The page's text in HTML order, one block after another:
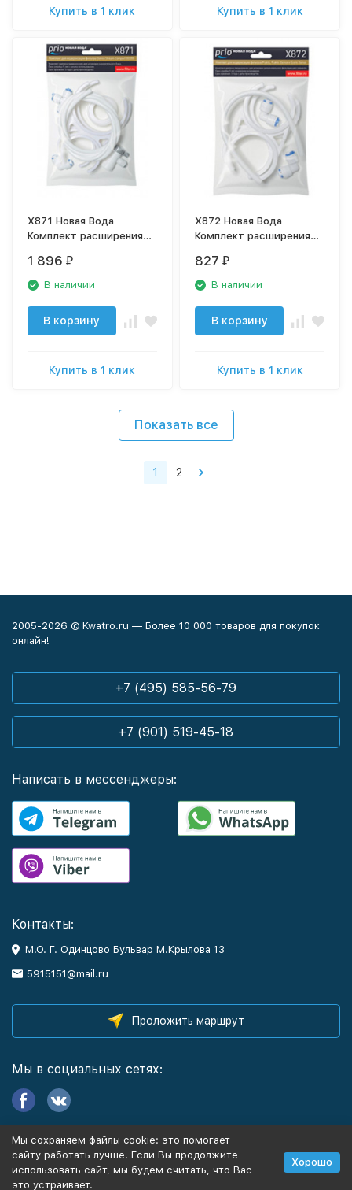
Купить в 1 клик Купить в 1 клик
X871 Новая Вода
Комплект расширения
постфильтра к OD200,
ОDЗ10, OD320)
1 896 ₽
В наличии
В корзину
Купить в 1 клик
X872 Новая Вода
Комплект расширения
дополнительного
картриджа к O300,
EU310,312,320)
827 ₽
В наличии
В корзину
Купить в 1 клик
Показать все
1 2
2005-2026 © Kwatro.ru — Более 10 000 товаров для покупок
онлайн!
+7 (495) 585-56-79
+7 (901) 519-45-18
Написать в мессенджеры:
Контакты:
М.О. Г. Одинцово Бульвар М.Крылова 13
5915151@mail.ru
Проложить маршрут
Мы в социальных сетях:
Информация
Мы сохраняем файлы cookie: это помогает
сайту работать лучше. Если Вы продолжите
использовать сайт, мы будем считать, что Вас
это устраивает.
Хорошо